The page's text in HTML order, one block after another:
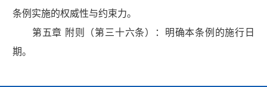
条例实施的权威性与约束力。
第五章 附则（第三十六条）：明确本条例的施行日
期。